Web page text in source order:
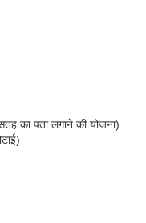
का पता लगाने की योजना)